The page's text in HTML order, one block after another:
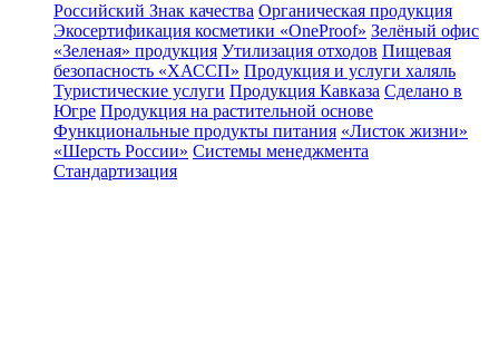
Российский Знак качества Органическая продукция
Экосертификация косметики «OneProof» Зелёный офис
«Зеленая» продукция Утилизация отходов Пищевая
безопасность «ХАССП» Продукция и услуги халяль
Туристические услуги Продукция Кавказа Сделано в
Югре Продукция на растительной основе
Функциональные продукты питания «Листок жизни»
«Шерсть России» Системы менеджмента
Стандартизация